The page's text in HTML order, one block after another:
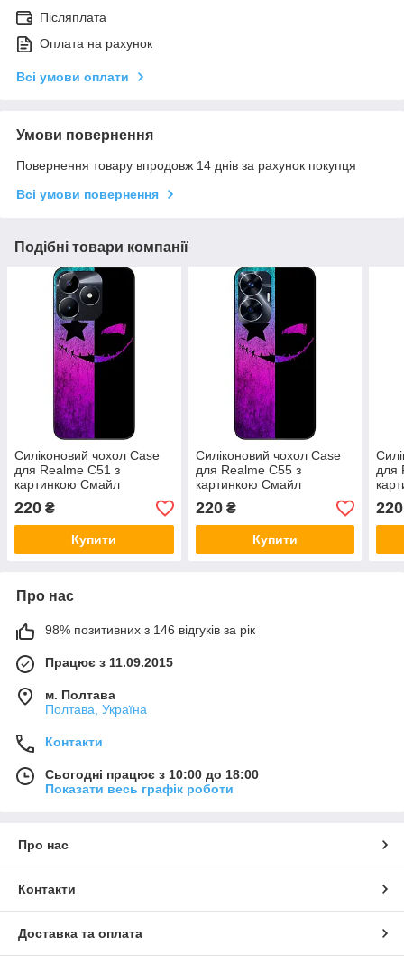
Післяплата
Оплата на рахунок
Всі умови оплати
Умови повернення
Повернення товару впродовж 14 днів за рахунок покупця
Всі умови повернення
Подібні товари компанії
Силіконовий чохол Case
для Realme C51 з
картинкою Смайл
220 ₴
Купити
Силіконовий чохол Case
для Realme C55 з
картинкою Смайл
220₴
Купити
для
220
Про нас
98% позитивних з 146 відгуків за рік
Працює з 11.09.2015
м. Полтава
Полтава, Україна
Контакти
Сьогодні працює з 10:00 до 18:00
Показати весь графік роботи
Про нас
Контакти
Доставка та оплата